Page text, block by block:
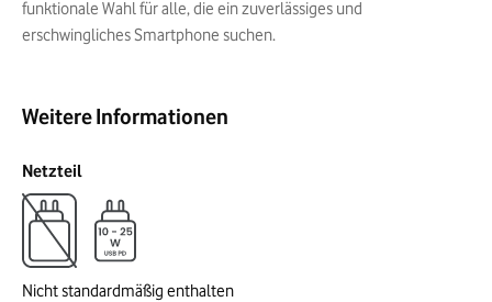
funktionale Wahl für alle, die ein zuverlässiges und
erschwingliches Smartphone suchen.
Weitere Informationen
Netzteil
Nicht standardmäßig enthalten